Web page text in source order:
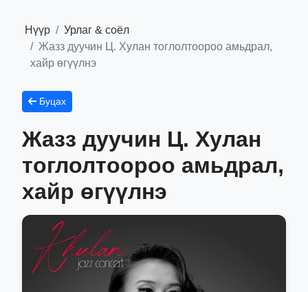
Нүүр
Урлаг & соёл
Жазз дуучин Ц. Хулан тоглолтоороо амьдрал,
хайр өгүүлнэ
Буцах
Жазз дуучин Ц. Хулан
тоглолтоороо амьдрал,
хайр өгүүлнэ